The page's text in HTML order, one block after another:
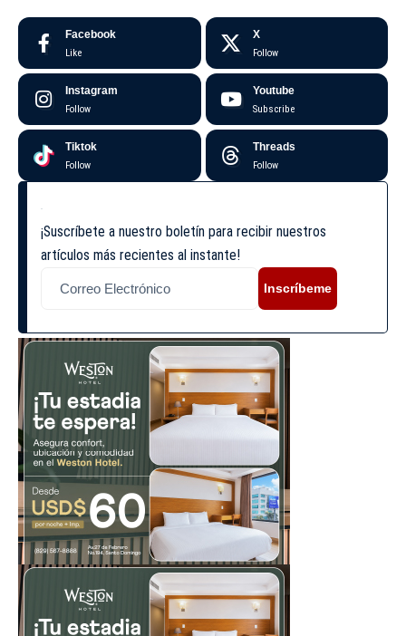
Facebook
Like
X
Follow
Instagram
Follow
Youtube
Subscribe
Tiktok
Follow
Threads
Follow
¡Suscríbete a nuestro boletín para recibir nuestros
artículos más recientes al instante!
Inscríbeme